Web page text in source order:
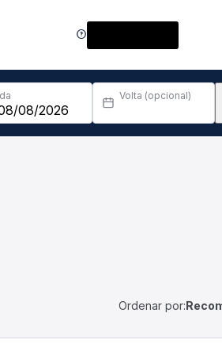
Volta (opcional)
Ordenar por: